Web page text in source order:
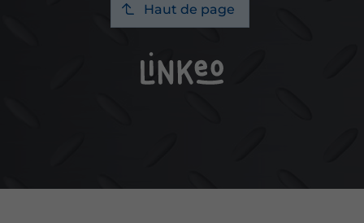
Haut de page